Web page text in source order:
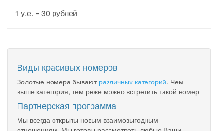
1 у.е. = 30 рублей
Виды красивых номеров
Золотые номера бывают различных категорий. Чем
выше категория, тем реже можно встретить такой номер.
Партнерская программа
Мы всегда открыты новым взаимовыгодным